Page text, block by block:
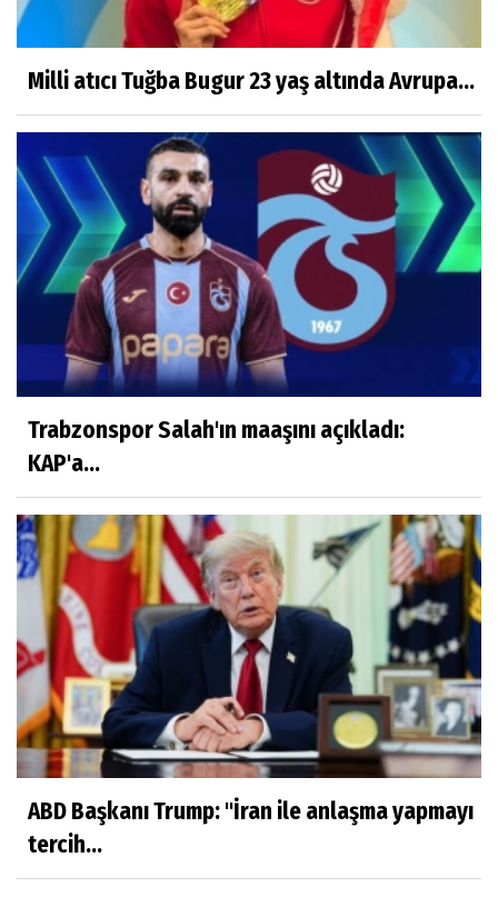
Çocuklara ölüm nasıl anlatılır?
Türk Hukukunda Cinsiyet Değiştirme
Merve Savıcı
MUCİZEYE GEREK YOK, SAĞLIKLI
BESLENMEK ASLINDA ÇOK KOLAY!
Murat Kayacan
NEDEN GAYRİMENKUL DANIŞMANLIK
VİCDANLARIMIZ KİRLENMESİN
Mustafa Şahin
DEĞERLERİMİZ
Saadet Gül Göksu
TARİFİ NE MÜMKÜN, YÜREKLİ AŞKLARA….
'BEN TİLLO KUŞUNUN YAVRUSUYUM'
Milli atıcı Tuğba Bugur 23 yaş altında Avrupa...
Trabzonspor Salah'ın maaşını açıkladı:
KAP'a...
ABD Başkanı Trump: "İran ile anlaşma yapmayı
tercih...